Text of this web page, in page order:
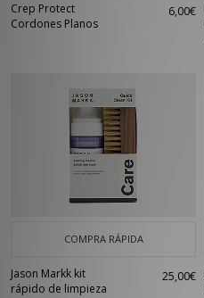
Crep Protect
Cordones Planos
6,00€
COMPRA RÁPIDA
Jason Markk kit
rápido de limpieza
25,00€